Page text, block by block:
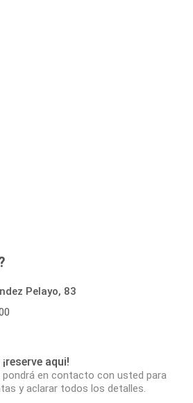
Pelayo, 83
aqui!
en contacto con usted para
y aclarar todos los detalles.